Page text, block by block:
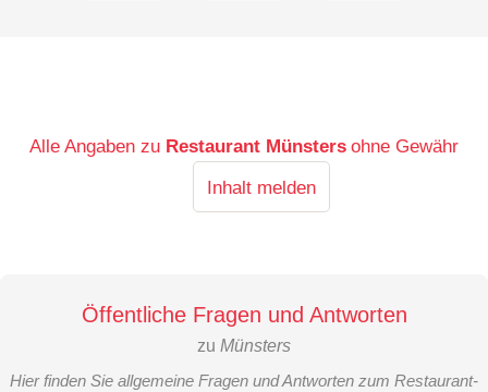
Alle Angaben zu Restaurant Münsters ohne Gewähr
Inhalt melden
Öffentliche Fragen und Antworten
zu Münsters
Hier finden Sie allgemeine Fragen und Antworten zum Restaurant-